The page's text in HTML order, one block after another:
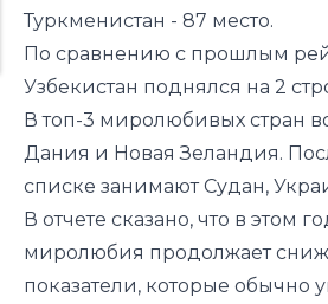
Туркменистан - 87 место.
По сравнению с прошлым
Узбекистан поднялся на 2
В топ-3 миролюбивых стран
Дания и Новая Зеландия.
списке занимают Судан,
В отчете сказано, что в этом
миролюбия продолжает
показатели, которые обычно